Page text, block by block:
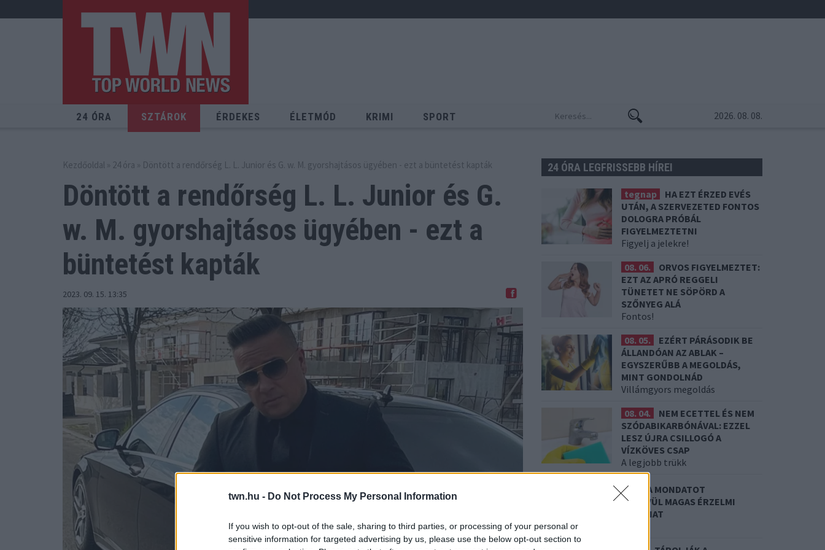
twn.hu - Do Not Process My Personal Information
If you wish to opt-out of the sale, sharing to third parties, or processing of your personal or
sensitive information for targeted advertising by us, please use the below opt-out section to
24 ÓRA SZTÁROK ÉRDEKES ÉLETMÓD KRIMI SPORT 2026. 08. 08.
Kezdőoldal » 24 óra » Döntött a rendőrség L. L. Junior és G. w. M. gyorshajtásos ügyében - ezt a büntetést kapták
Döntött a rendőrség L. L. Junior és G.
w. M. gyorshajtásos ügyében - ezt a
büntetést kapták
2023. 09. 15. 13:35
24 ÓRA LEGFRISSEBB HÍREI
tegnap
HA EZT ÉRZED EVÉS
UTÁN, A SZERVEZETED FONTOS
DOLOGRA PRÓBÁL
FIGYELMEZTETNI
Figyelj a jelekre!
08. 06.
ORVOS FIGYELMEZTET:
EZT AZ APRÓ REGGELI
TÜNETET NE SÖPÖRD A
SZŐNYEG ALÁ
Fontos!
08. 05.
EZÉRT PÁRÁSODIK BE
ÁLLANDÓAN AZ ABLAK –
EGYSZERŰBB A MEGOLDÁS,
MINT GONDOLNÁD
Villámgyors megoldás
08. 04.
NEM ECETTEL ÉS NEM
SZÓDABIKARBÓNÁVAL: EZZEL
LESZ ÚJRA CSILLOGÓ A
VÍZKÖVES CSAP
A legjobb trükk
HA MINDIG EZT A MONDATOT
HASZNÁLOD, AZ RENDKÍVÜL MAGAS ÉRZELMI
INTELLIGENCIÁRA UTALHAT
Te szoktad?